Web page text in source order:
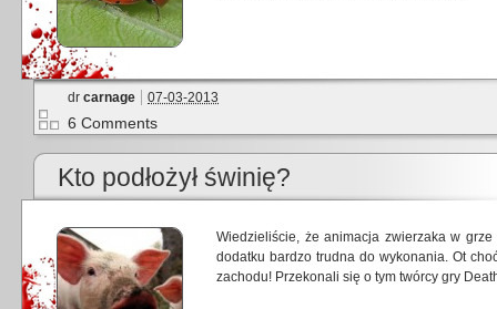
dr carnage 07-03-2013
6 Comments
Kto podłożył świnię?
Wiedzieliście, że animacja zwierzaka w
dodatku bardzo trudna do wykonania. Ot
zachodu! Przekonali się o tym twórcy gry